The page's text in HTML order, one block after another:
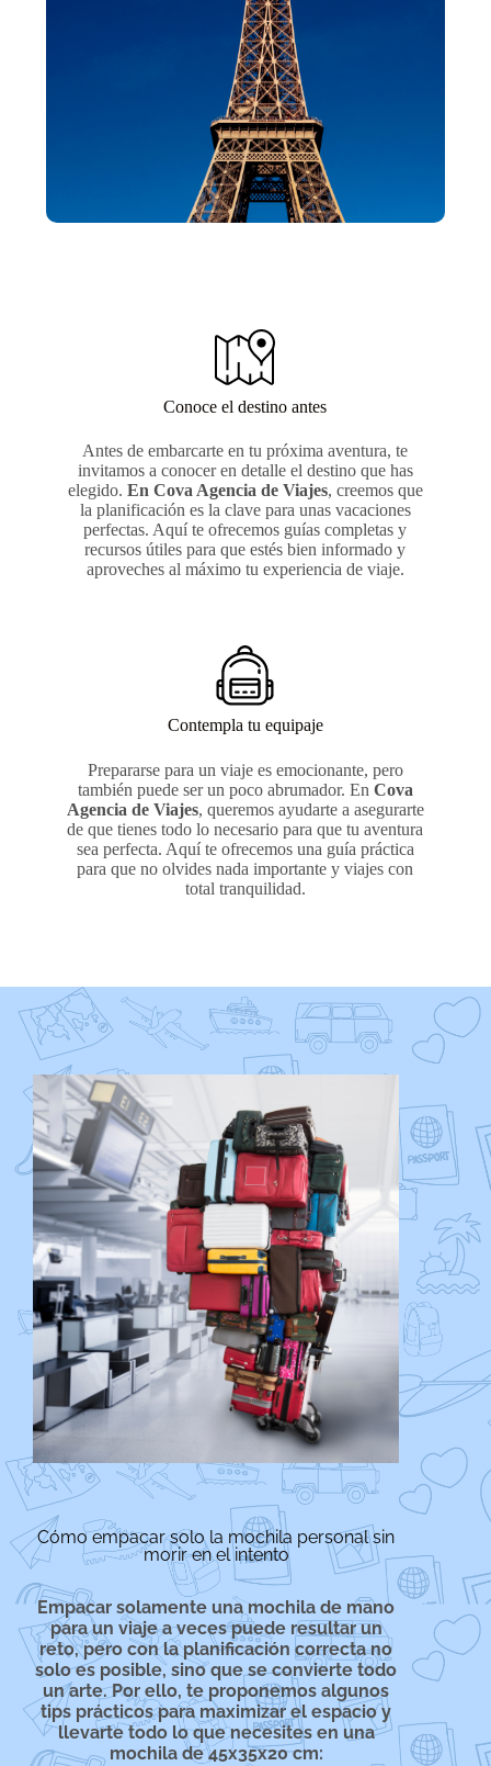
Conoce el destino antes
Antes de embarcarte en tu próxima aventura, te
invitamos a conocer en detalle el destino que has
elegido. En Cova Agencia de Viajes, creemos que
la planificación es la clave para unas vacaciones
perfectas. Aquí te ofrecemos guías completas y
recursos útiles para que estés bien informado y
aproveches al máximo tu experiencia de viaje.
Contempla tu equipaje
Prepararse para un viaje es emocionante, pero
también puede ser un poco abrumador. En Cova
Agencia de Viajes, queremos ayudarte a asegurarte
de que tienes todo lo necesario para que tu aventura
sea perfecta. Aquí te ofrecemos una guía práctica
para que no olvides nada importante y viajes con
total tranquilidad.
Cómo empacar solo la mochila personal sin
morir en el intento
Empacar solamente una mochila de mano
para un viaje a veces puede resultar un
reto, pero con la planificación correcta no
solo es posible, sino que se convierte todo
un arte. Por ello, te proponemos algunos
tips prácticos para maximizar el espacio y
llevarte todo lo que necesites en una
mochila de 45x35x20 cm: